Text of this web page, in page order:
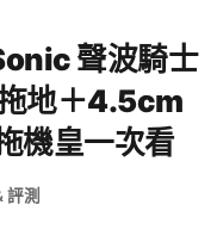
聲波騎士
地＋4.5cm
機皇一次看
評測